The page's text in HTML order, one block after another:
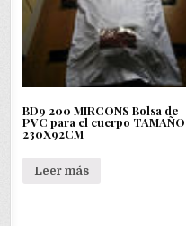
BD9 200 MIRCONS Bolsa de
PVC para el cuerpo TAMAÑO
230X92CM
Leer más